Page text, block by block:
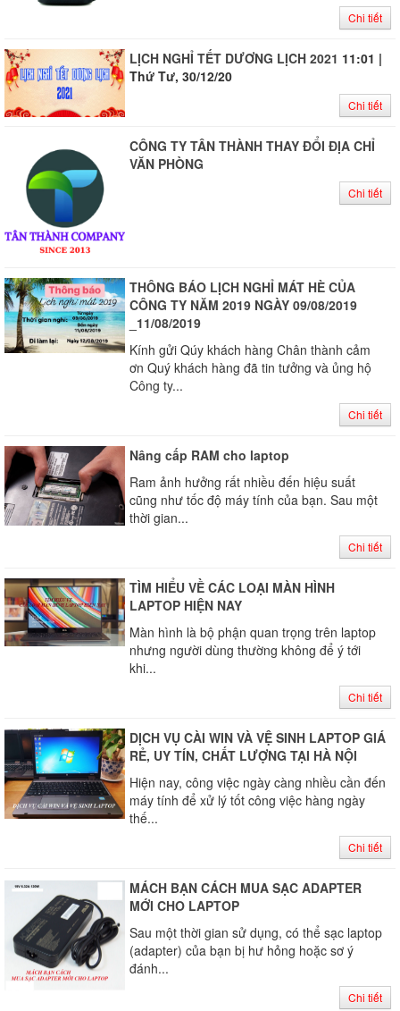
Chi tiết
LỊCH NGHỈ TẾT DƯƠNG LỊCH 2021 11:01 |
Thứ Tư, 30/12/20
Chi tiết
CÔNG TY TÂN THÀNH THAY ĐỔI ĐỊA CHỈ
VĂN PHÒNG
Chi tiết
THÔNG BÁO LỊCH NGHỈ MÁT HÈ CỦA
CÔNG TY NĂM 2019 NGÀY 09/08/2019
_11/08/2019
Kính gửi Qúy khách hàng Chân thành cảm
ơn Quý khách hàng đã tin tưởng và ủng hộ
Công ty...
Chi tiết
Nâng cấp RAM cho laptop
Ram ảnh hưởng rất nhiều đến hiệu suất
cũng như tốc độ máy tính của bạn. Sau một
thời gian...
Chi tiết
TÌM HIỂU VỀ CÁC LOẠI MÀN HÌNH
LAPTOP HIỆN NAY
Màn hình là bộ phận quan trọng trên laptop
nhưng người dùng thường không để ý tới
khi...
Chi tiết
DỊCH VỤ CÀI WIN VÀ VỆ SINH LAPTOP GIÁ
RẺ, UY TÍN, CHẤT LƯỢNG TẠI HÀ NỘI
Hiện nay, công việc ngày càng nhiều cần đến
máy tính để xử lý tốt công việc hàng ngày
thế...
Chi tiết
MÁCH BẠN CÁCH MUA SẠC ADAPTER
MỚI CHO LAPTOP
Sau một thời gian sử dụng, có thể sạc laptop
(adapter) của bạn bị hư hỏng hoặc sơ ý
đánh...
Chi tiết